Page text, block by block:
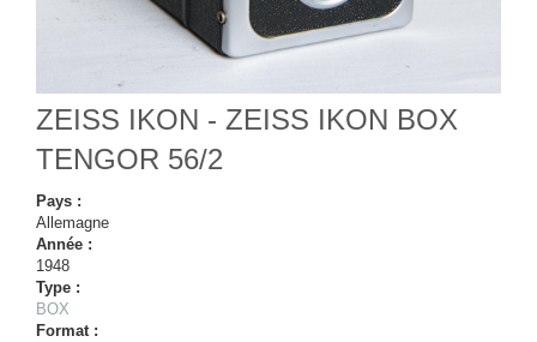
ZEISS IKON - ZEISS IKON BOX
TENGOR 56/2
Pays :
Allemagne
Année :
1948
Type :
BOX
Format :